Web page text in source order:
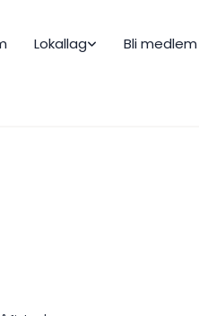
Lokallag Bli medlem